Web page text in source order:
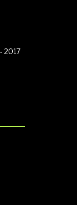
2017